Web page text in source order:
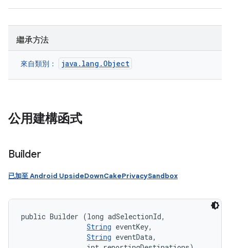
繼承方法
來自類別： java.lang.Object
公用建構函式
Builder
已加至 Android UpsideDownCakePrivacySandbox
public Builder (long adSelectionId,
String eventKey,
String eventData,